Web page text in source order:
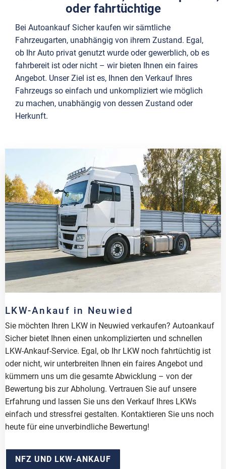
oder fahrtüchtige
Bei Autoankauf Sicher kaufen wir sämtliche
Fahrzeugarten, unabhängig von ihrem Zustand. Egal,
ob Ihr Auto privat genutzt wurde oder gewerblich, ob es
fahrbereit ist oder nicht – wir bieten Ihnen ein faires
Angebot. Unser Ziel ist es, Ihnen den Verkauf Ihres
Fahrzeugs so einfach und unkompliziert wie möglich
zu machen, unabhängig von dessen Zustand oder
Herkunft.
LKW-Ankauf in Neuwied
Sie möchten Ihren LKW in Neuwied verkaufen? Autoankauf
Sicher bietet Ihnen einen unkomplizierten und schnellen
LKW-Ankauf-Service. Egal, ob Ihr LKW noch fahrtüchtig ist
oder nicht, wir unterbreiten Ihnen ein faires Angebot und
kümmern uns um die gesamte Abwicklung – von der
Bewertung bis zur Abholung. Vertrauen Sie auf unsere
Erfahrung und lassen Sie uns den Verkauf Ihres LKWs
einfach und stressfrei gestalten. Kontaktieren Sie uns noch
heute für eine unverbindliche Bewertung!
NFZ UND LKW-ANKAUF